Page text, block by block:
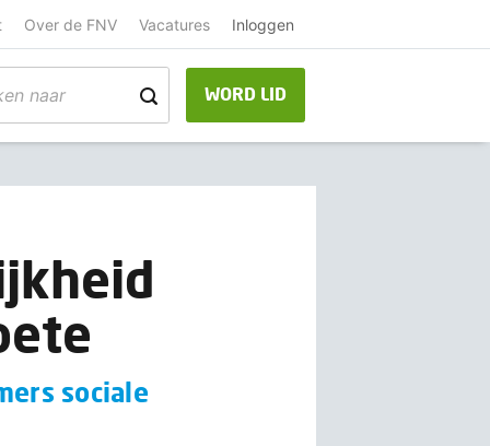
Over de FNV Vacatures Inloggen
WORD LID
sociale